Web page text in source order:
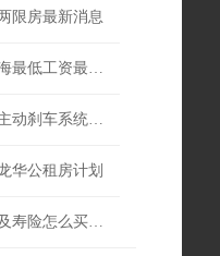
限房最新消息
上海最低工资标准及上海最低工资最新消息
主动刹车系统是什么及主动刹车系统有必要吗
华公租房计划
性价比高的寿险有哪些及寿险怎么买划算